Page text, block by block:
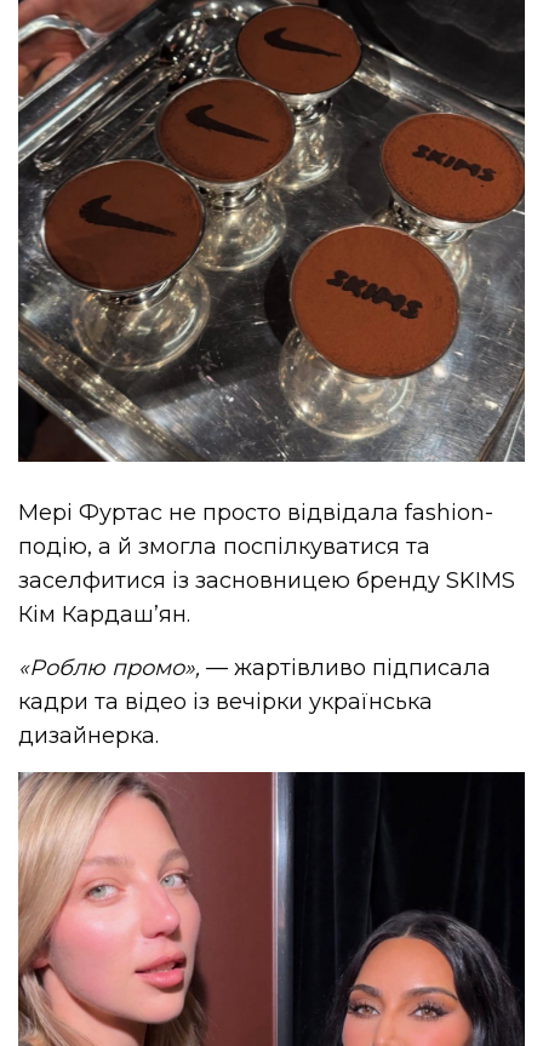
МеріФуртас не просто відвідала fashion-
подію, а й змогла поспілкуватися та
заселфитися із засновницею бренду SKIMS
Кім Кардашʼян.
«Роблю промо», — жартівливо підписала
кадри та відео із вечірки українська
дизайнерка.